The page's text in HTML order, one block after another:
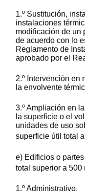
1.º Sustitución,
instalaciones
modificación de un
de acuerdo con lo
Reglamento de
aprobado por el
2.º Intervención en
la envolvente
3.º Ampliación en
la superficie o el
unidades de uso
superficie útil total
e) Edificios o
total superior a 500
1.º Administrativo.